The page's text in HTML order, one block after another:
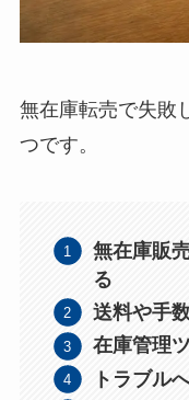
無在庫転売で失敗
つです。
無在庫販
る
送料や手
在庫管理
トラブル